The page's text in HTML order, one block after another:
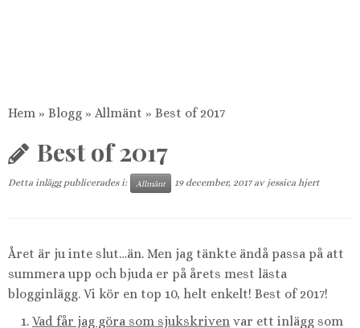
Hem » Blogg » Allmänt » Best of 2017
Best of 2017
Detta inlägg publicerades i: Allmänt 19 december, 2017 av jessica hjert
Året är ju inte slut…än. Men jag tänkte ändå passa på att
summera upp och bjuda er på årets mest lästa
blogginlägg. Vi kör en top 10, helt enkelt! Best of 2017!
Vad får jag göra som sjukskriven var ett inlägg som